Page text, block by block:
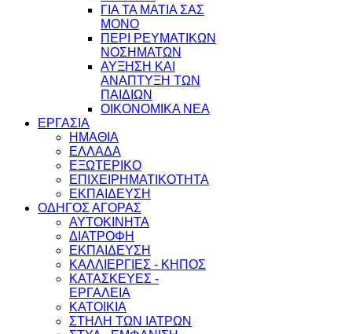
ΓΙΑ ΤΑ ΜΑΤΙΑ ΣΑΣ
ΜΟΝΟ
ΠΕΡΙ ΡΕΥΜΑΤΙΚΩΝ
ΝΟΣΗΜΑΤΩΝ
ΑΥΞΗΣΗ ΚΑΙ
ΑΝΑΠΤΥΞΗ ΤΩΝ
ΠΑΙΔΙΩΝ
ΟΙΚΟΝΟΜΙΚΑ ΝΕΑ
ΕΡΓΑΣΙΑ
ΗΜΑΘΙΑ
ΕΛΛΑΔΑ
ΕΞΩΤΕΡΙΚΟ
ΕΠΙΧΕΙΡΗΜΑΤΙΚΟΤΗΤΑ
ΕΚΠΑΙΔΕΥΣΗ
ΟΔΗΓΟΣ ΑΓΟΡΑΣ
ΑΥΤΟΚΙΝΗΤΑ
ΔΙΑΤΡΟΦΗ
ΕΚΠΑΙΔΕΥΣΗ
ΚΑΛΛΙΕΡΓΙΕΣ - ΚΗΠΟΣ
ΚΑΤΑΣΚΕΥΕΣ -
ΕΡΓΑΛΕΙΑ
ΚΑΤΟΙΚΙΑ
ΣΤΗΛΗ ΤΩΝ ΙΑΤΡΩΝ